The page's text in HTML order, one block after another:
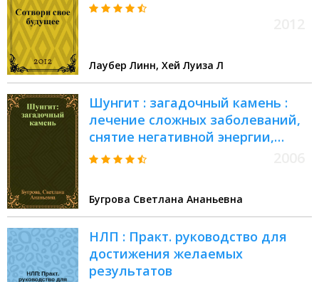
Лаубер Линн, Хей Луиза Л
Шунгит : загадочный камень :
лечение сложных заболеваний,
снятие негативной энергии,
психологическая коррекция
Бугрова Светлана Ананьевна
НЛП : Практ. руководство для
достижения желаемых
результатов